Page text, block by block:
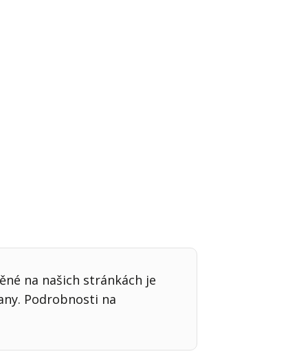
na našich stránkách je
Podrobnosti na